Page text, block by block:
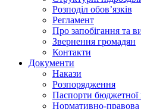
Розподіл обов’язків
Регламент
Про запобігання та
Звернення громадян
Контакти
Документи
Накази
Розпорядження
Паспорти бюджетної
Нормативно-правова